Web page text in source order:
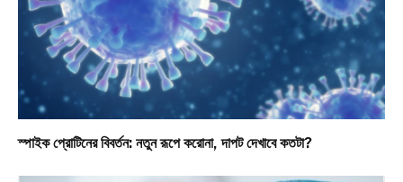
স্পাইক প্রোটিনের বিবর্তন: নতুন রূপে করোনা, দাপট দেখাবে কতটা?